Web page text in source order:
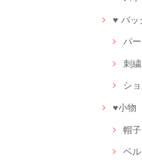
♥ バッ
パ
刺
シ
♥小物
帽子
ベル